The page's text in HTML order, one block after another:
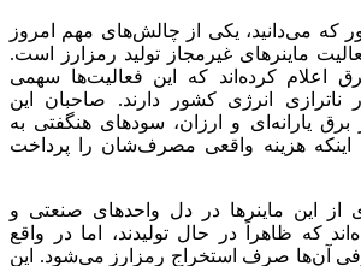
که می‌دانید، یکی از چالش‌های مهم امروز
ماینرهای غیرمجاز تولید رمزارز است.
اعلام کرده‌اند که این فعالیت‌ها سهمی
در ناترازی انرژی کشور دارند. صاحبان این
برق یارانه‌ای و ارزان، سودهای هنگفتی به
هزینه واقعی مصرف‌شان را پرداخت
از این ماینرها در دل واحدهای صنعتی و
که ظاهراً در حال تولیدند، اما در واقع
آن‌ها صرف استخراج رمزارز می‌شود. این